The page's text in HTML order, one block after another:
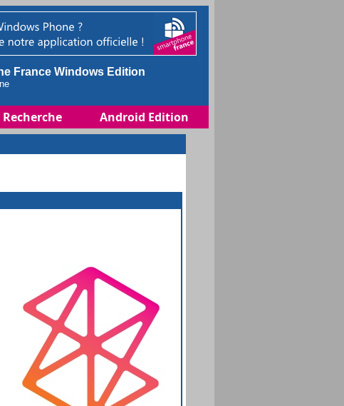
France Windows Edition
Recherche Android Edition